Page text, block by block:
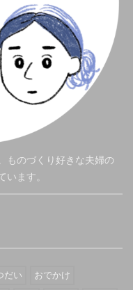
ものづくり好きな夫婦の
ます。
だい
おでかけ